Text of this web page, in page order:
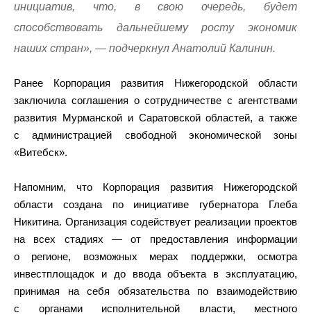
инициатив, что, в свою очередь, будет
способствовать дальнейшему росту экономик
наших стран», — подчеркнул Анатолий Калинин.
Ранее Корпорация развития Нижегородской области
заключила соглашения о сотрудничестве с агентствами
развития Мурманской и Саратовской областей, а также
с администрацией свободной экономической зоны
«Витебск».
Напомним, что Корпорация развития Нижегородской
области создана по инициативе губернатора Глеба
Никитина. Организация содействует реализации проектов
на всех стадиях — от предоставления информации
о регионе, возможных мерах поддержки, осмотра
инвестплощадок и до ввода объекта в эксплуатацию,
принимая на себя обязательства по взаимодействию
с органами исполнительной власти, местного